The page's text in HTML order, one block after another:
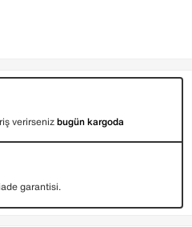
verirsenizbugün kargoda
garantisi.